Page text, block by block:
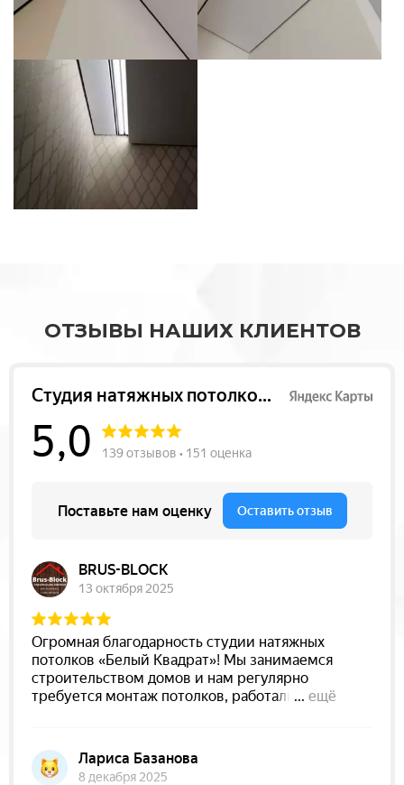
ОТЗЫВЫ НАШИХ КЛИЕНТОВ